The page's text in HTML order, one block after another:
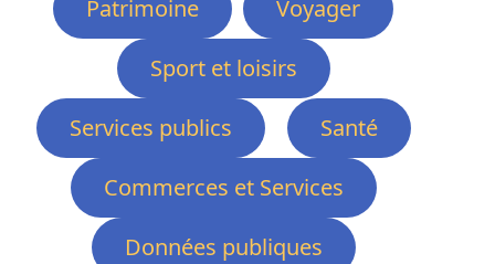
Patrimoine
Voyager
Sport et loisirs
Services publics
Santé
Commerces et Services
Données publiques